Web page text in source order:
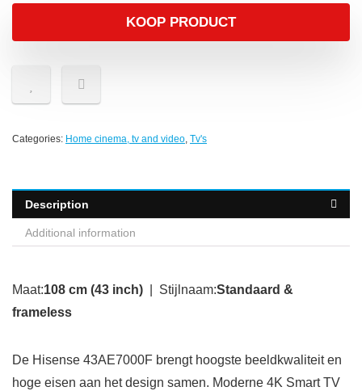
KOOP PRODUCT
Categories: Home cinema, tv and video, Tv's
Description
Additional information
Maat:108 cm (43 inch) | Stijlnaam:Standaard &
frameless
De Hisense 43AE7000F brengt hoogste beeldkwaliteit en
hoge eisen aan het design samen. Moderne 4K Smart TV